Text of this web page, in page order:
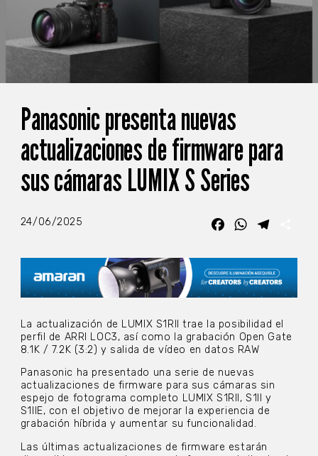
Panasonic presenta nuevas
actualizaciones de firmware para
sus cámaras LUMIX S Series
24/06/2025 FacebookWhatsApp
La actualización de LUMIX S1RII trae la posibilidad el
perfil de ARRI LOC3, así como la grabación Open Gate
8.1K / 7.2K (3:2) y salida de vídeo en datos RAW
Panasonic ha presentado una serie de nuevas
actualizaciones de firmware para sus cámaras sin
espejo de fotograma completo LUMIX S1RII, S1II y
S1IIE, con el objetivo de mejorar la experiencia de
grabación híbrida y aumentar su funcionalidad.
Las últimas actualizaciones de firmware estarán